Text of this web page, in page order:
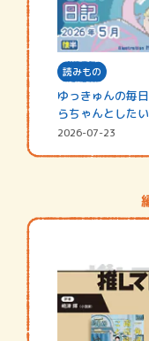
読みもの
ゆっきゅんの毎
らちゃんとした
☆202…
2026-07-23